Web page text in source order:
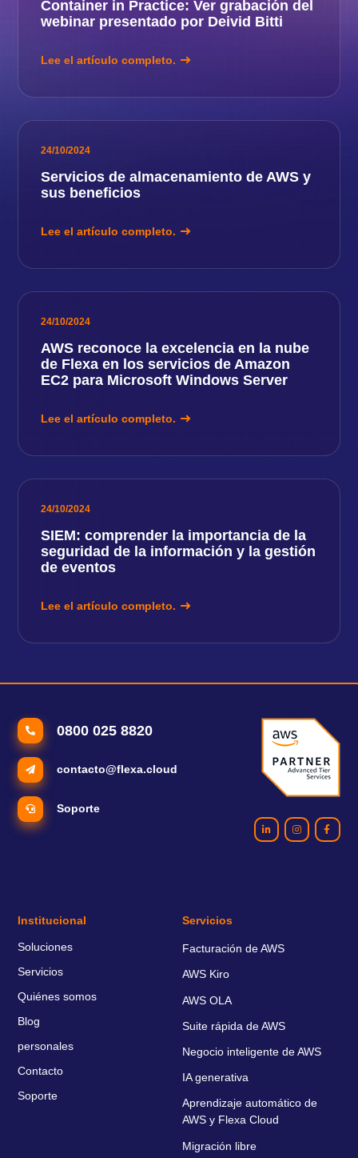
Container in Practice: Ver grabación del
webinar presentado por Deivid Bitti
Lee el artículo completo.
24/10/2024
Servicios de almacenamiento de AWS y
sus beneficios
Lee el artículo completo.
24/10/2024
AWS reconoce la excelencia en la nube
de Flexa en los servicios de Amazon
EC2 para Microsoft Windows Server
Lee el artículo completo.
24/10/2024
SIEM: comprender la importancia de la
seguridad de la información y la gestión
de eventos
Lee el artículo completo.
0800 025 8820
contacto@flexa.cloud
Soporte
Institucional
Soluciones
Servicios
Quiénes somos
Blog
personales
Contacto
Soporte
Servicios
Facturación de AWS
AWS Kiro
AWS OLA
Suite rápida de AWS
Negocio inteligente de AWS
IA generativa
Aprendizaje automático de
AWS y Flexa Cloud
Migración libre